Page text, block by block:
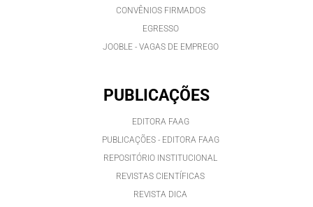
CONVÊNIOS FIRMADOS
EGRESSO
JOOBLE - VAGAS DE EMPREGO
PUBLICAÇÕES
EDITORA FAAG
PUBLICAÇÕES - EDITORA FAAG
REPOSITÓRIO INSTITUCIONAL
REVISTAS CIENTÍFICAS
REVISTA DICA